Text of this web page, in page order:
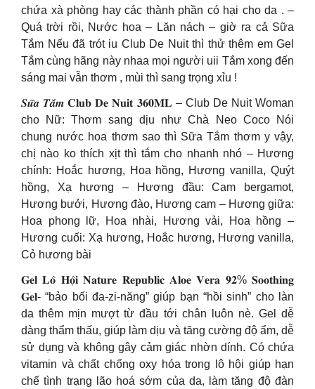
chứa xà phòng hay các thành phần có hại cho da . –
Quá trời rồi, Nước hoa – Lăn nách – giờ ra cả Sữa
Tắm Nếu đã trót iu Club De Nuit thì thử thêm em Gel
Tắm cùng hãng này nhaa mọi người uii Tắm xong đến
sáng mai vẫn thơm , mùi thì sang trọng xỉu !
𝑺𝒖̛̃𝒂 𝑻𝒂̆́𝒎 𝐂𝐥𝐮𝐛 𝐃𝐞 𝐍𝐮𝐢𝐭 𝟑𝟔𝟎𝐌𝐋 – Club De Nuit Woman
cho Nữ: Thơm sang dịu như Chà Neo Coco Nói
chung nước hoa thơm sao thì Sữa Tắm thơm y vậy,
chị nào ko thích xịt thì tắm cho nhanh nhó – Hương
chính: Hoắc hương, Hoa hồng, Hương vanilla, Quýt
hồng, Xạ hương – Hương đầu: Cam bergamot,
Hương bưởi, Hương đào, Hương cam – Hương giữa:
Hoa phong lữ, Hoa nhài, Hương vải, Hoa hồng –
Hương cuối: Xạ hương, Hoắc hương, Hương vanilla,
Cỏ hương bài
𝐆𝐞𝐥 𝐋𝐨̂ 𝐇𝐨̣̂𝐢 𝐍𝐚𝐭𝐮𝐫𝐞 𝐑𝐞𝐩𝐮𝐛𝐥𝐢𝐜 𝐀𝐥𝐨𝐞 𝐕𝐞𝐫𝐚 𝟗𝟐% 𝐒𝐨𝐨𝐭𝐡𝐢𝐧𝐠
𝐆𝐞𝐥- “bảo bối đa-zi-năng” giúp bạn “hồi sinh” cho làn
da thêm mịn mượt từ đầu tới chân luôn nè. Gel dễ
dàng thẩm thấu, giúp làm dịu và tăng cường độ ẩm, dễ
sử dụng và không gây cảm giác nhờn dính. Có chứa
vitamin và chất chống oxy hóa trong lô hội giúp hạn
chế tình trạng lão hoá sớm của da, làm tăng độ đàn